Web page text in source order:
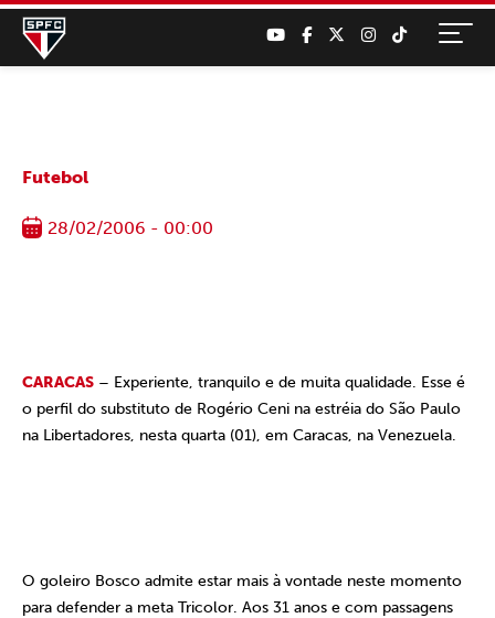
Futebol
28/02/2006 - 00:00
CARACAS – Experiente, tranquilo e de muita qualidade. Esse é
o perfil do substituto de Rogério Ceni na estréia do São Paulo
na Libertadores, nesta quarta (01), em Caracas, na Venezuela.
O goleiro Bosco admite estar mais à vontade neste momento
para defender a meta Tricolor. Aos 31 anos e com passagens